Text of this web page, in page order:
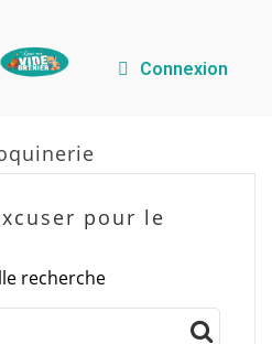
Connexion
pour le
recherche